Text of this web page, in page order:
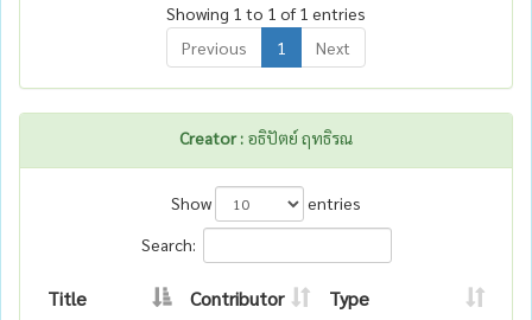
Showing 1 to 1 of 1 entries
Previous
1 Next
Creator : อธิปัตย์ ฤทธิรณ
Show
entries
Search:
Title Contributor
Type